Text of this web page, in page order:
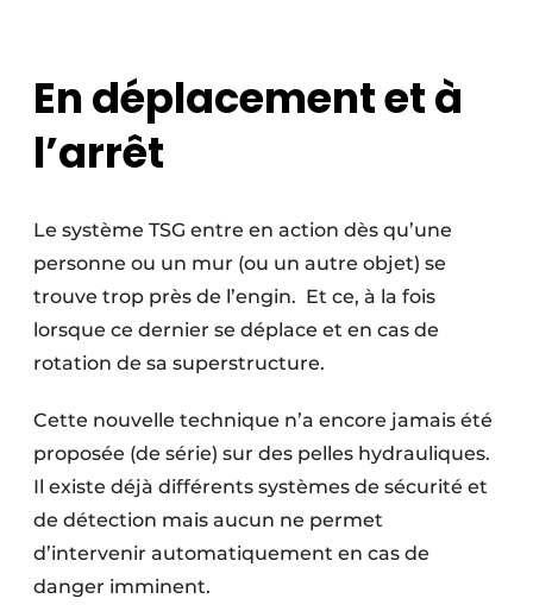
En déplacement et à
l’arrêt
Le système TSG entre en action dès qu’une
personne ou un mur (ou un autre objet) se
trouve trop près de l’engin. Et ce, à la fois
lorsque ce dernier se déplace et en cas de
rotation de sa superstructure.
Cette nouvelle technique n’a encore jamais été
proposée (de série) sur des pelles hydrauliques.
Il existe déjà différents systèmes de sécurité et
de détection mais aucun ne permet
d’intervenir automatiquement en cas de
danger imminent.